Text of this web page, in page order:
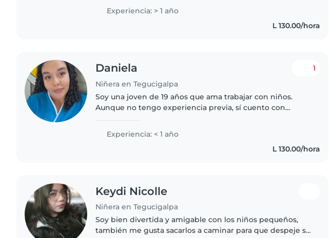
ayudando con la tarea...
Experiencia: > 1 año
L 130.00/hora
Daniela
Niñera en Tegucigalpa
1
Soy una joven de 19 años que ama trabajar con niños.
Aunque no tengo experiencia previa, sí cuento con
Experiencia: < 1 año
L 130.00/hora
Keydi Nicolle
Niñera en Tegucigalpa
Soy bien divertida y amigable con los niños pequeños,
también me gusta sacarlos a caminar para que despeje su